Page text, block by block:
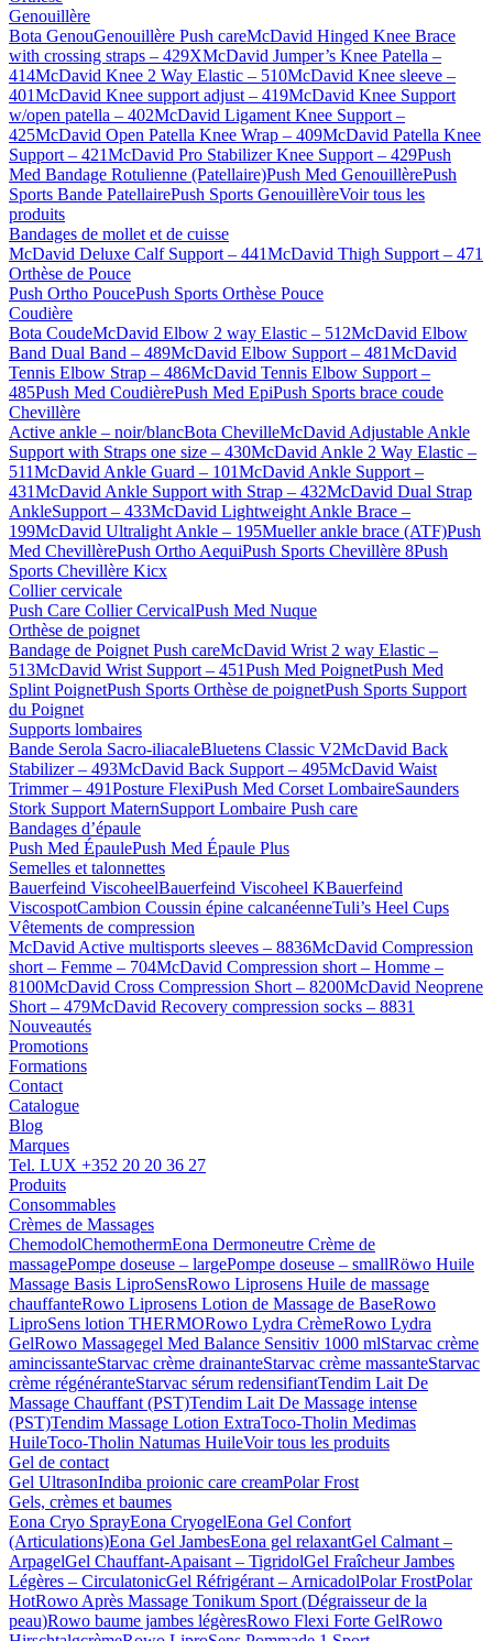
Genouillère
Bota GenouGenouillère Push careMcDavid Hinged Knee Brace
with crossing straps – 429XMcDavid Jumper’s Knee Patella –
414McDavid Knee 2 Way Elastic – 510McDavid Knee sleeve –
401McDavid Knee support adjust – 419McDavid Knee Support
w/open patella – 402McDavid Ligament Knee Support –
425McDavid Open Patella Knee Wrap – 409McDavid Patella Knee
Support – 421McDavid Pro Stabilizer Knee Support – 429Push
Med Bandage Rotulienne (Patellaire)Push Med GenouillèrePush
Sports Bande PatellairePush Sports GenouillèreVoir tous les
produits
Bandages de mollet et de cuisse
McDavid Deluxe Calf Support – 441McDavid Thigh Support – 471
Orthèse de Pouce
Push Ortho PoucePush Sports Orthèse Pouce
Coudière
Bota CoudeMcDavid Elbow 2 way Elastic – 512McDavid Elbow
Band Dual Band – 489McDavid Elbow Support – 481McDavid
Tennis Elbow Strap – 486McDavid Tennis Elbow Support –
485Push Med CoudièrePush Med EpiPush Sports brace coude
Chevillère
Active ankle – noir/blancBota ChevilleMcDavid Adjustable Ankle
Support with Straps one size – 430McDavid Ankle 2 Way Elastic –
511McDavid Ankle Guard – 101McDavid Ankle Support –
431McDavid Ankle Support with Strap – 432McDavid Dual Strap
AnkleSupport – 433McDavid Lightweight Ankle Brace –
199McDavid Ultralight Ankle – 195Mueller ankle brace (ATF)Push
Med ChevillèrePush Ortho AequiPush Sports Chevillère 8Push
Sports Chevillère Kicx
Collier cervicale
Push Care Collier CervicalPush Med Nuque
Orthèse de poignet
Bandage de Poignet Push careMcDavid Wrist 2 way Elastic –
513McDavid Wrist Support – 451Push Med PoignetPush Med
Splint PoignetPush Sports Orthèse de poignetPush Sports Support
du Poignet
Supports lombaires
Bande Serola Sacro-iliacaleBluetens Classic V2McDavid Back
Stabilizer – 493McDavid Back Support – 495McDavid Waist
Trimmer – 491Posture FlexiPush Med Corset LombaireSaunders
Stork Support MaternSupport Lombaire Push care
Bandages d’épaule
Push Med ÉpaulePush Med Épaule Plus
Semelles et talonnettes
Bauerfeind ViscoheelBauerfeind Viscoheel KBauerfeind
ViscospotCambion Coussin épine calcanéenneTuli’s Heel Cups
Vêtements de compression
McDavid Active multisports sleeves – 8836McDavid Compression
short – Femme – 704McDavid Compression short – Homme –
8100McDavid Cross Compression Short – 8200McDavid Neoprene
Short – 479McDavid Recovery compression socks – 8831
Nouveautés
Promotions
Formations
Contact
Catalogue
Blog
Marques
Tel. LUX +352 20 20 36 27
Produits
Consommables
Crèmes de Massages
ChemodolChemothermEona Dermoneutre Crème de
massagePompe doseuse – largePompe doseuse – smallRöwo Huile
Massage Basis LiproSensRowo Liprosens Huile de massage
chauffanteRowo Liprosens Lotion de Massage de BaseRowo
LiproSens lotion THERMORowo Lydra CrèmeRowo Lydra
GelRowo Massagegel Med Balance Sensitiv 1000 mlStarvac crème
amincissanteStarvac crème drainanteStarvac crème massanteStarvac
crème régénéranteStarvac sérum redensifiantTendim Lait De
Massage Chauffant (PST)Tendim Lait De Massage intense
(PST)Tendim Massage Lotion ExtraToco-Tholin Medimas
HuileToco-Tholin Natumas HuileVoir tous les produits
Gel de contact
Gel UltrasonIndiba proionic care creamPolar Frost
Gels, crèmes et baumes
Eona Cryo SprayEona CryogelEona Gel Confort
(Articulations)Eona Gel JambesEona gel relaxantGel Calmant –
ArpagelGel Chauffant-Apaisant – TigridolGel Fraîcheur Jambes
Légères – CirculatonicGel Réfrigérant – ArnicadolPolar FrostPolar
HotRowo Après Massage Tonikum Sport (Dégraisseur de la
peau)Rowo baume jambes légèresRowo Flexi Forte GelRowo